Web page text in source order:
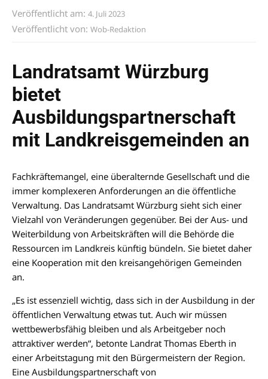
Veröffentlicht am: 4. Juli 2023
Veröffentlicht von: Wob-Redaktion
Landratsamt Würzburg
bietet
Ausbildungspartnerschaft
mit Landkreisgemeinden an
Fachkräftemangel, eine überalternde Gesellschaft und die
immer komplexeren Anforderungen an die öffentliche
Verwaltung. Das Landratsamt Würzburg sieht sich einer
Vielzahl von Veränderungen gegenüber. Bei der Aus- und
Weiterbildung von Arbeitskräften will die Behörde die
Ressourcen im Landkreis künftig bündeln. Sie bietet daher
eine Kooperation mit den kreisangehörigen Gemeinden
an.
„Es ist essenziell wichtig, dass sich in der Ausbildung in der
öffentlichen Verwaltung etwas tut. Auch wir müssen
wettbewerbsfähig bleiben und als Arbeitgeber noch
attraktiver werden“, betonte Landrat Thomas Eberth in
einer Arbeitstagung mit den Bürgermeistern der Region.
Eine Ausbildungspartnerschaft von